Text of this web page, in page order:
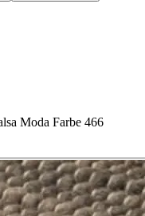
Moda Farbe 466